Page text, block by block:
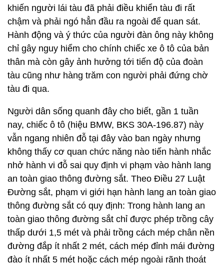
khiến người lái tàu đã phải điều khiển tàu đi rất
chậm và phải ngó hẳn đầu ra ngoài để quan sát.
Hành động và ý thức của người đàn ông này không
chỉ gây nguy hiểm cho chính chiếc xe ô tô của bản
thân mà còn gây ảnh hưởng tới tiến độ của đoàn
tàu cũng như hàng trăm con người phải đứng chờ
tàu đi qua.
Người dân sống quanh đây cho biết, gần 1 tuần
nay, chiếc ô tô (hiệu BMW, BKS 30A-196.87) này
vẫn ngang nhiên đỗ tại đây vào ban ngày nhưng
không thấy cơ quan chức năng nào tiến hành nhắc
nhở hành vi đỗ sai quy định vi phạm vào hành lang
an toàn giao thông đường sắt. Theo Điều 27 Luật
Đường sắt, phạm vi giới hạn hành lang an toàn giao
thông đường sắt có quy định: Trong hành lang an
toàn giao thông đường sắt chỉ được phép trồng cây
thấp dưới 1,5 mét và phải trồng cách mép chân nền
đường đắp ít nhất 2 mét, cách mép đỉnh mái đường
đào ít nhất 5 mét hoặc cách mép ngoài rãnh thoát